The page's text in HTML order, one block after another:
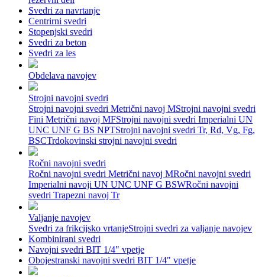
Svedri za navrtanje
Centrirni svedri
Stopenjski svedri
Svedri za beton
Svedri za les
Obdelava navojev
Strojni navojni svedri
Strojni navojni svedri Metrični navoj MStrojni navojni svedri
Fini Metrični navoj MFStrojni navojni svedri Imperialni UN
UNC UNF G BS NPTStrojni navojni svedri Tr, Rd, Vg, Fg,
BSCTrdokovinski strojni navojni svedri
Ročni navojni svedri
Ročni navojni svedri Metrični navoj MRočni navojni svedri
Imperialni navoji UN UNC UNF G BSWRočni navojni
svedri Trapezni navoj Tr
Valjanje navojev
Svedri za frikcijsko vrtanjeStrojni svedri za valjanje navojev
Kombinirani svedri
Navojni svedri BIT 1/4" vpetje
Obojestranski navojni svedri BIT 1/4" vpetje